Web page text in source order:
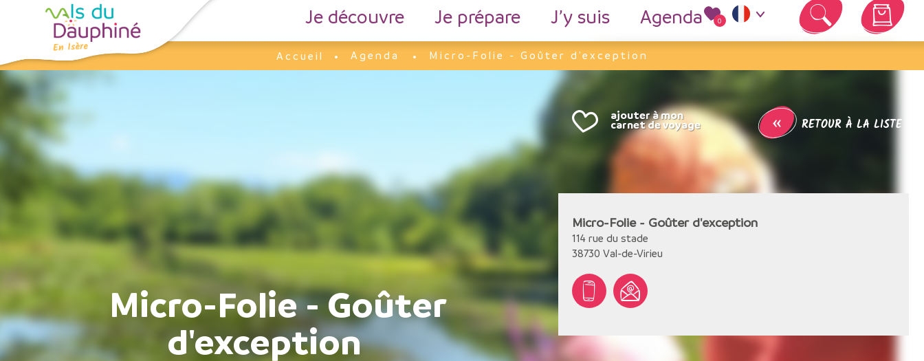
Je découvre Je prépare J’y suis Agenda 0
Votre panier est vide
Accueil
Agenda Micro-Folie - Goûter d'exception
Micro-Folie - Goûter
d'exception
« RETOUR À LA LISTE
Micro-Folie - Goûter d'exception
114 rue du stade
38730 Val-de-Virieu
Panneau de gestion des cookies